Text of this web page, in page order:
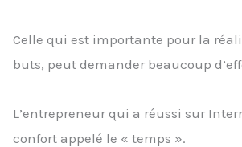
Celle qui est importante pour la
buts, peut demander beaucoup
L’entrepreneur qui a réussi sur
confort appelé le « temps ».